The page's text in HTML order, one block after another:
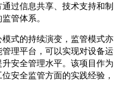
过信息共享、技术支持和制
管体系。
式的持续演变，监管模式亦
理平台，可以实现对设备运
安全管理水平。该项目作为
安全监管方面的实践经验，